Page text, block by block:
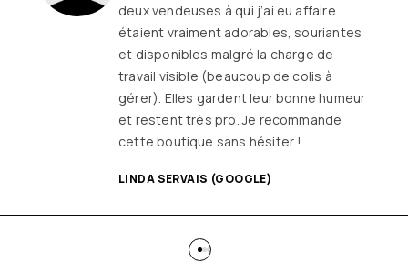
deux vendeuses à qui j’ai eu affaire
étaient vraiment adorables, souriantes
et disponibles malgré la charge de
travail visible (beaucoup de colis à
gérer). Elles gardent leur bonne humeur
et restent très pro. Je recommande
cette boutique sans hésiter !
LINDA SERVAIS (GOOGLE)